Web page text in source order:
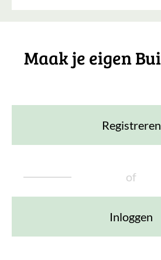
Maak je eigen
Registreren
of
Inloggen